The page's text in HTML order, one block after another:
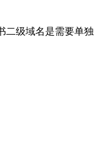
二级域名是需要单独